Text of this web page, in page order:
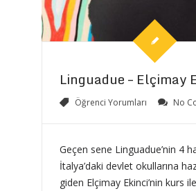
Linguadue – Elçimay
Öğrenci Yorumları No
Geçen sene Linguadue’nin 4
İtalya’daki devlet okullarına
giden Elçimay Ekinci’nin kurs